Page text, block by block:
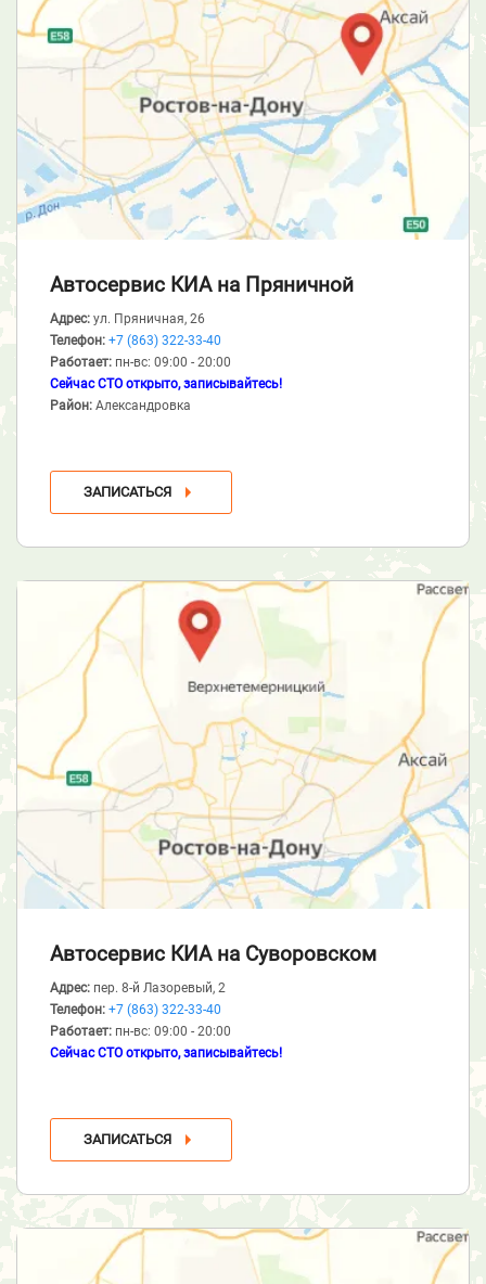
Автосервис КИА на Пряничной
Адрес: ул. Пряничная, 26
Телефон: +7 (863) 322-33-40
Работает: пн-вс: 09:00 - 20:00
Сейчас СТО открыто, записывайтесь!
Район: Александровка
ЗАПИСАТЬСЯ
Автосервис КИА на Суворовском
Адрес: пер. 8-й Лазоревый, 2
Телефон: +7 (863) 322-33-40
Работает: пн-вс: 09:00 - 20:00
Сейчас СТО открыто, записывайтесь!
ЗАПИСАТЬСЯ